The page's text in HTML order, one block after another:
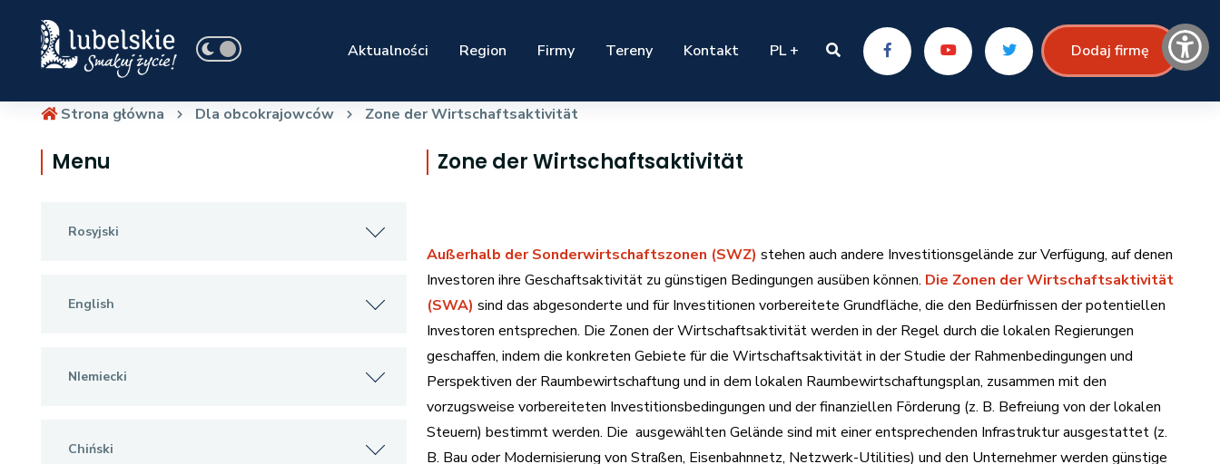
Aktualności Region Firmy Tereny Kontakt PL + Dodaj firmę
Strona główna Dla obcokrajowców Zone der Wirtschaftsaktivität
Menu
Rosyjski
English
NIemiecki
Chiński
Zone der Wirtschaftsaktivität
Außerhalb der Sonderwirtschaftszonen (SWZ) stehen auch andere Investitionsgelände zur Verfügung, auf denen
Investoren ihre Geschaftsaktivität zu günstigen Bedingungen ausüben können. Die Zonen der Wirtschaftsaktivität
(SWA) sind das abgesonderte und für Investitionen vorbereitete Grundfläche, die den Bedürfnissen der potentiellen
Investoren entsprechen. Die Zonen der Wirtschaftsaktivität werden in der Regel durch die lokalen Regierungen
geschaffen, indem die konkreten Gebiete für die Wirtschaftsaktivität in der Studie der Rahmenbedingungen und
Perspektiven der Raumbewirtschaftung und in dem lokalen Raumbewirtschaftungsplan, zusammen mit den
vorzugsweise vorbereiteten Investitionsbedingungen und der finanziellen Förderung (z. B. Befreiung von der lokalen
Steuern) bestimmt werden. Die ausgewählten Gelände sind mit einer entsprechenden Infrastruktur ausgestattet (z.
B. Bau oder Modernisierung von Straßen, Eisenbahnnetz, Netzwerk-Utilities) und den Unternehmer werden günstige